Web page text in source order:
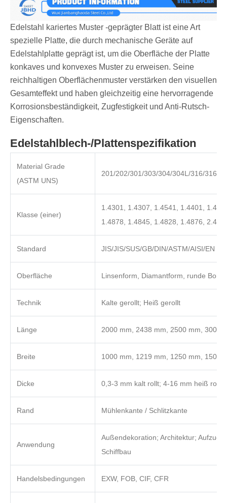
Edelstahl kariertes Muster -geprägter Blatt ist eine Art
spezielle Platte, die durch mechanische Geräte auf
Edelstahlplatte geprägt ist, um die Oberfläche der Platte
konkaves und konvexes Muster zu erweisen. Seine
reichhaltigen Oberflächenmuster verstärken den visuellen
Gesamteffekt und haben gleichzeitig eine hervorragende
Korrosionsbeständigkeit, Zugfestigkeit und Anti-Rutsch-
Eigenschaften.
Edelstahlblech-/Plattenspezifikation
Material Grade
(ASTM UNS)
201/202/301/303/304/304L/316/
Klasse (einer)
1.4301, 1.4307, 1.4541, 1.4401,
1.4878, 1.4845, 1.4828, 1.4876,
Standard JIS/JIS/SUS/GB/DIN/ASTM/AISI/EN
Oberfläche Linsenform, Diamantform, runde
Technik Kalte gerollt; Heiß gerollt
Länge 2000 mm, 2438 mm, 2500 mm, 3000
Breite 1000 mm, 1219 mm, 1250 mm, 1500
Dicke 0,3-3 mm kalt rollt; 4-16 mm heiß
Rand Mühlenkante / Schlitzkante
Anwendung
Außendekoration; Architektur; Aufzug;
Schiffbau
Handelsbedingungen EXW, FOB, CIF, CFR